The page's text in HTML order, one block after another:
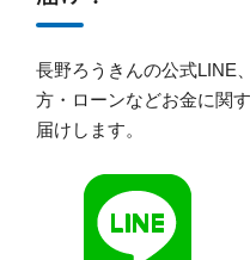
長野ろうきんの公式LINE
方・ローンなどお金に関
届けします。